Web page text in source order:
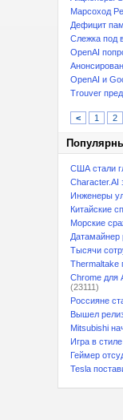
Марсоход
Дефицит
Слежка под
OpenAI
OpenAI и
Trouver
< 1 2
США стали
Character.AI
Инженеры
Китайские
Морские
Датамайнер
Тысячи
Thermaltake
Chrome для
(23111)
Россияне
Вышел
Mitsubishi
Игра в
Геймер
Tesla